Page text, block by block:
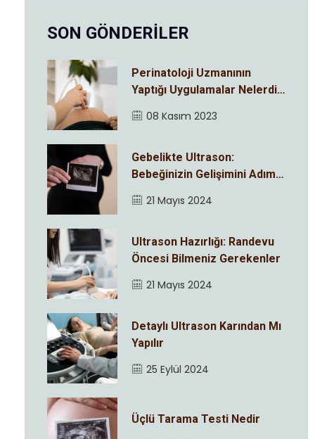
SON GÖNDERİLER
Perinatoloji Uzmanının
Yaptığı Uygulamalar Nelerdir
08 Kasım 2023
Gebelikte Ultrason:
Bebeğinizin Gelişimini Adım
21 Mayıs 2024
Ultrason Hazırlığı: Randevu
Öncesi Bilmeniz Gerekenler
21 Mayıs 2024
Detaylı Ultrason Karından Mı
Yapılır
25 Eylül 2024
Üçlü Tarama Testi Nedir